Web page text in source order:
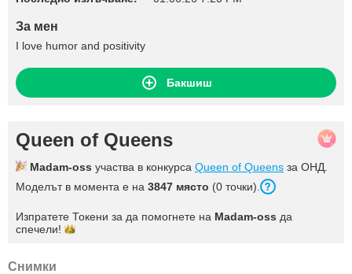
За мен
I love humor and positivity
Бакшиш
Queen of Queens
Madam-oss участва в конкурса Queen of Queens за ОНД.
Моделът в момента е на 3847 място (0 точки).
Изпратете Токени за да помогнете на Madam-oss да
спечели!
Снимки